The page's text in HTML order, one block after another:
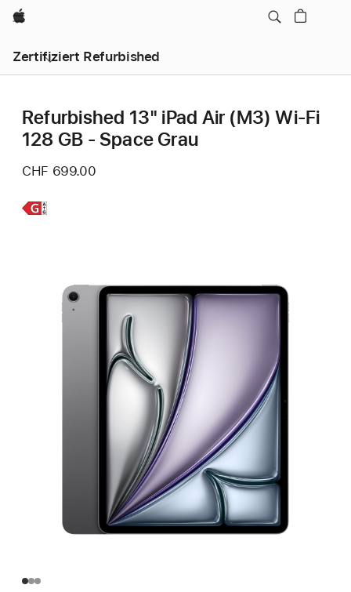
Apple
Zertifiziert Refurbished
Refurbished 13" iPad Air (M3) Wi‑Fi
128 GB - Space Grau
CHF 699.00
Weitere